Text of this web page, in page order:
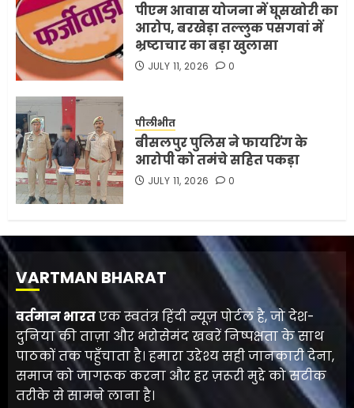
पीएम आवास योजना में घूसखोरी का
आरोप, बरखेड़ा तल्लुक पसगवां में
भ्रष्टाचार का बड़ा खुलासा
JULY 11, 2026 0
पीलीभीत
बीसलपुर पुलिस ने फायरिंग के
आरोपी को तमंचे सहित पकड़ा
JULY 11, 2026 0
VARTMAN BHARAT
वर्तमान भारतएक स्वतंत्र हिंदी न्यूज़ पोर्टल है, जो देश-
दुनिया की ताज़ा और भरोसेमंद खबरें निष्पक्षता के साथ
पाठकों तक पहुँचाता है। हमारा उद्देश्य सही जानकारी देना,
समाज को जागरूक करना और हर ज़रूरी मुद्दे को सटीक
तरीके से सामने लाना है।